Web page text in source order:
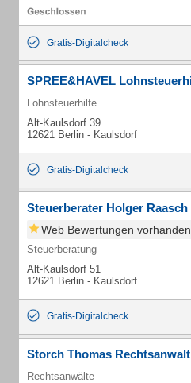
Gratis-Digitalcheck
SPREE&HAVEL
Lohnsteuerhilfe
Alt-Kaulsdorf 39
12621 Berlin - Kaulsdorf
Gratis-Digitalcheck
Steuerberater Holger Raasch
Web Bewertungen vorhanden
Steuerberatung
Alt-Kaulsdorf 51
12621 Berlin - Kaulsdorf
Gratis-Digitalcheck
Storch Thomas Rechtsanwalt
Rechtsanwälte